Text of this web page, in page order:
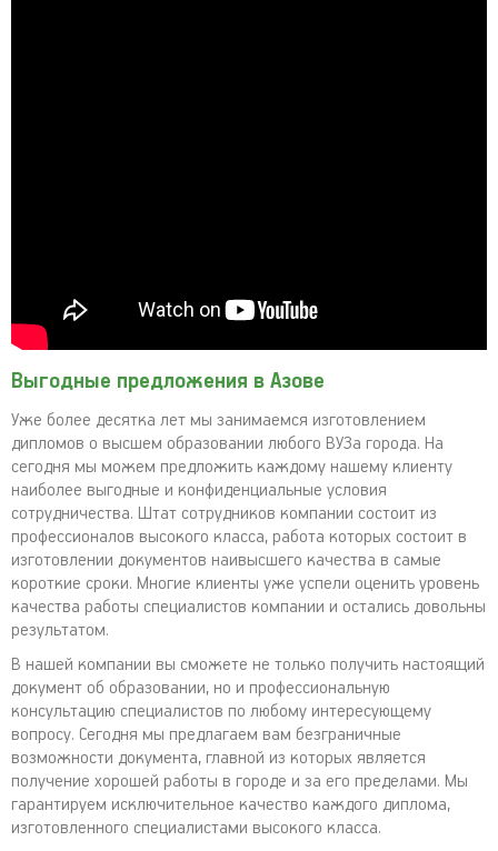
Выгодные предложения в Азове
Уже более десятка лет мы занимаемся изготовлением
дипломов о высшем образовании любого ВУЗа города. На
сегодня мы можем предложить каждому нашему клиенту
наиболее выгодные и конфиденциальные условия
сотрудничества. Штат сотрудников компании состоит из
профессионалов высокого класса, работа которых состоит в
изготовлении документов наивысшего качества в самые
короткие сроки. Многие клиенты уже успели оценить уровень
качества работы специалистов компании и остались довольны
результатом.
В нашей компании вы сможете не только получить настоящий
документ об образовании, но и профессиональную
консультацию специалистов по любому интересующему
вопросу. Сегодня мы предлагаем вам безграничные
возможности документа, главной из которых является
получение хорошей работы в городе и за его пределами. Мы
гарантируем исключительное качество каждого диплома,
изготовленного специалистами высокого класса.